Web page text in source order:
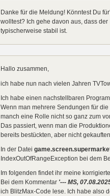
Danke für die Meldung! Könntest Du
wolltest? Ich gehe davon aus, dass
typischerweise stabil ist.
Hallo zusammen,
ich habe nun nach vielen Jahren
Ich habe einen nachstellbaren
Wenn man mehrere Sendungen für
manch eine Rolle nicht so ganz zum
Das passiert, wenn man die
bereits bestückten, aber nicht
In der Datei
IndexOutOfRangeException bei dem
Im folgenden findet ihr meine
Bei dem Kommentar '--- MS,
ich BlitzMax-Code lese. Ich habe also